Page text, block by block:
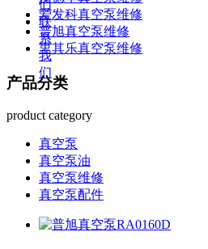
们
联
系
我
们
爱发科真空泵维修
普旭真空泵维修
里其乐真空泵维修
产品分类
product category
真空泵
真空泵油
真空泵维修
真空泵配件